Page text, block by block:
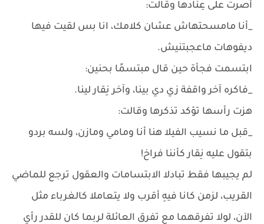
أصرت على عِنادها وقالت:
_أنا مامسحتهاش عشان كلامك، انا بس لقيت فيها
ديفوهات ماعجبتنيش.
ابتسمت فجأة حين قال مبتسمًا بحنين:
_فاكره آخر واقفة زي دي بينا، وآخر نِقار لينا.
هزت رأسها تؤكد تذكرها وقالت:
_قبل ما نسيب الفيلا هنا أنا ومامي ومازن، ولسه بردو
بتقول عليه نِقار كأننا فراخ!
لم يجيبها فقط تبادلا الابتسامات والعقول ترجع للماضي
القريب، لزمن كانا فيهِ أقرب ولا يتعاملا كالغرباء مثل
الآن، لولا تفرقهما مع تفرق العائلة لربما كان للقدر رأي